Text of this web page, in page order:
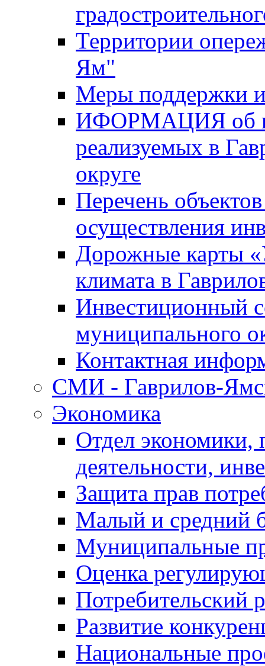
Территории
Ям"
Меры поддержки
ИФОРМАЦИЯ об
реализуемых в
округе
Перечень
осуществления
Дорожные карты
климата в
Инвестиционный
муниципального
Контактная
СМИ - Гаврилов-
Экономика
Отдел экономики,
деятельности,
Защита прав
Малый и средний
Муниципальные
Оценка
Потребительский
Развитие
Национальные